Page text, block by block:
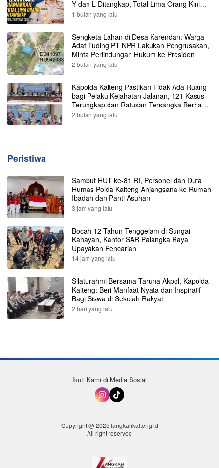
Y dan L Ditangkap, Total Lima Orang Kini
Diamankan Polisi
1 bulan yang lalu
Sengketa Lahan di Desa Karendan: Warga
Adat Tuding PT NPR Lakukan Pengrusakan,
Minta Perlindungan Hukum ke Presiden
2 bulan yang lalu
Kapolda Kalteng Pastikan Tidak Ada Ruang
bagi Pelaku Kejahatan Jalanan, 121 Kasus
Terungkap dan Ratusan Tersangka Berhasil
Dibekuk
2 bulan yang lalu
Peristiwa
Sambut HUT ke-81 RI, Personel dan Duta
Humas Polda Kalteng Anjangsana ke Rumah
Ibadah dan Panti Asuhan
3 jam yang lalu
Bocah 12 Tahun Tenggelam di Sungai
Kahayan, Kantor SAR Palangka Raya
Upayakan Pencarian
14 jam yang lalu
Silaturahmi Bersama Taruna Akpol, Kapolda
Kalteng: Beri Manfaat Nyata dan Inspiratif
Bagi Siswa di Sekolah Rakyat
2 hari yang lalu
Ikuti Kami di Media Sosial
Copyright @ 2025 langkahkalteng.id
All right reserved